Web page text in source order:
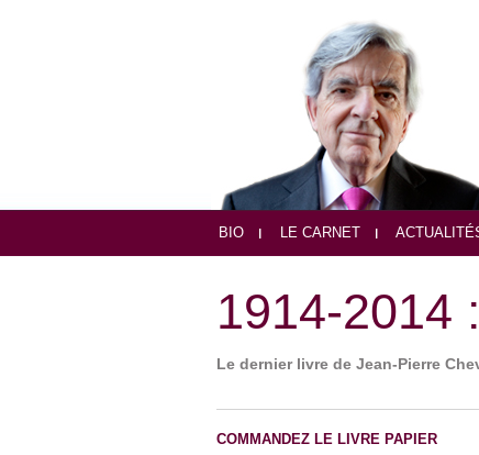
BIO LE CARNET
1914-2014
Le dernier livre de Jean-Pierre
COMMANDEZ LE LIVRE PAPIER